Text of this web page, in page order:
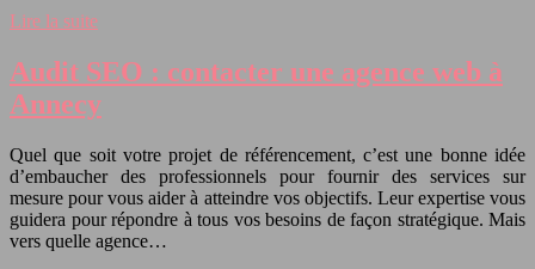
Lire la suite
Audit SEO : contacter une agence web à
Annecy
Quel que soit votre projet de référencement, c’est une bonne idée
d’embaucher des professionnels pour fournir des services sur
mesure pour vous aider à atteindre vos objectifs. Leur expertise vous
guidera pour répondre à tous vos besoins de façon stratégique. Mais
vers quelle agence…